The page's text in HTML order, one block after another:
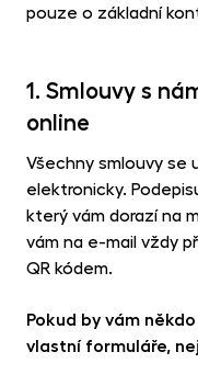
pouze o základní
1. Smlouvy s
online
Všechny smlouvy se
elektronicky.
který vám dorazí na
vám na e-mail vždy
QR kódem.
Pokud by vám
vlastní formuláře,